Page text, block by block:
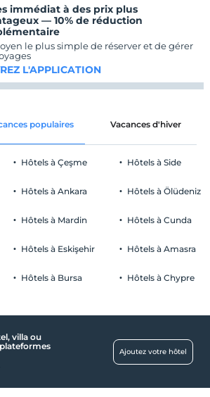
immédiat à des prix plus
— 10% de réduction
le plus simple de réserver et de gérer
L'APPLICATION
populaires Vacances d'hiver
Hôtels à Çeşme
Hôtels à Ankara
Hôtels à Mardin
Hôtels à Eskişehir
Hôtels à Bursa
Hôtels à Side
Hôtels à Ölüdeniz
Hôtels à Cunda
Hôtels à Amasra
Hôtels à Chypre
villa ou
Ajoutez votre hôtel